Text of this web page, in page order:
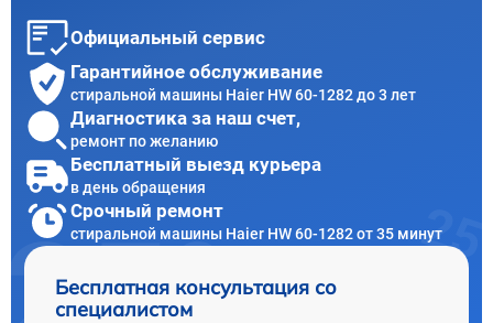
Официальный сервис
Гарантийное обслуживание
стиральной машины Haier HW 60-1282 до 3 лет
Диагностика за наш счет,
ремонт по желанию
Бесплатный выезд курьера
в день обращения
Срочный ремонт
стиральной машины Haier HW 60-1282 от 35 минут
Бесплатная консультация со
специалистом